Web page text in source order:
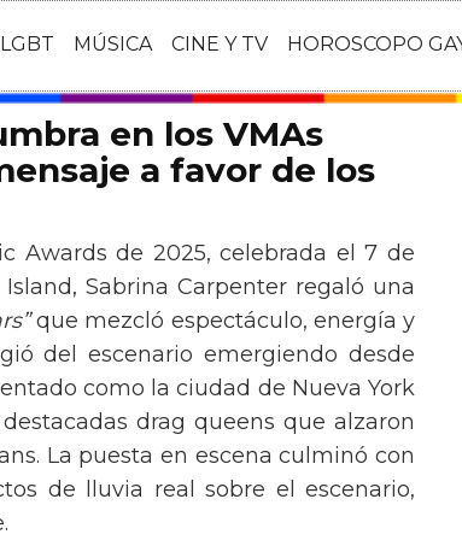
LGBT MÚSICA CINE Y TV HOROSCOPO
en los VMAs
a favor de los
Awards de 2025, celebrada el 7 de
Sabrina Carpenter regaló una
que mezcló espectáculo, energía y
del escenario emergiendo desde
como la ciudad de Nueva York
drag queens que alzaron
La puesta en escena culminó con
de lluvia real sobre el escenario,